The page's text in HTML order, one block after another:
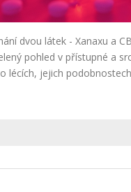
dvou látek - Xanaxu a
pohled v přístupné a
lécích, jejich